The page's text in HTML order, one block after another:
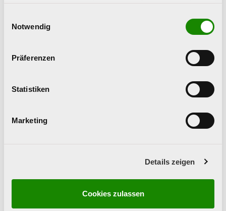
Notwendig
Präferenzen
Statistiken
Marketing
Details zeigen
Cookies zulassen